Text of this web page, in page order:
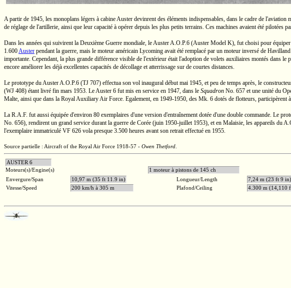
A partir de 1945, les monoplans légers à cabine Auster devinrent des éléments indispensables, dans le cadre de
de réglage de l'artillerie, ainsi que leur capacité à opérer depuis les plus petits terrains. Ces machines avaient été
Dans les années qui suivirent la Deuxième Guerre mondiale, le AusterA.O.P.6 (Auster Model K), fut choisi pour
1.600Auster pendant la guerre, mais le moteur américain Lycoming avait été remplacé par un moteur inversé de Havilland
importante. Cependant, la plus grande différence visible de l'extérieur était l'adoption de volets auxiliaires montés dans
encore améliorer les déjà excellentes capacités de décollage et atterrissage sur de courtes distances.
Le prototype du AusterA.O.P.6 (TJ 707) effectua son vol inaugural début mai 1945, et peu de temps après, le
(WJ 408) étant livré fin mars 1953. LeAuster 6 fut mis en service en 1947, dans le Squadron No. 657 et une unité du
Malte, ainsi que dans la Royal Auxiliary Air Force. Egalement, en 1949-1950, des Mk. 6 dotés de flotteurs, participèrent
La R.A.F. fut aussi équipée d'environ 80 exemplaires d'une version d'entraînement dotée d'une double commande. Le
No. 656), rendirent un grand service durant la guerre de Corée (juin 1950-juillet1953), et en Malaisie, les appareils du
l'exemplaire immatriculé VF 626 vola presque 3.500 heures avant son retrait effectué en 1955.
Source partielle : Aircraft of the Royal Air Force 1918-57 - Owen Thetford
AUSTER 6
Moteurs(s)/Engine(s)
1 moteur à pistons de 145 ch
Envergure/Span
10,97 m (35 ft 11.9 in) Longueur/Length 7,24 m (23 ft 9 in)
Vitesse/Speed
200 km/h à 305 m Plafond/Ceiling 4.300 m (14,110